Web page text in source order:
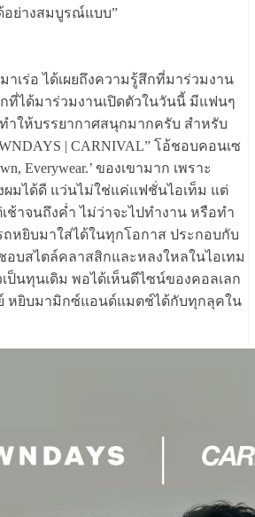
อย่างสมบูรณ์แบบ”
าเร่อ ได้เผยถึงความรู้สึกที่มาร่วมงาน
ที่ได้มาร่วมงานเปิดตัวในวันนี้ มีแฟนๆ
ำให้บรรยากาศสนุกมากครับ สำหรับ
| CARNIVAL” โอ้ชอบคอนเซ
Everywear.’ ของเขามาก เพราะ
มได้ดี แว่นไม่ใช่แค่แฟชั่นไอเท็ม แต่
ช้าจนถึงค่ำ ไม่ว่าจะไปทำงาน หรือทำ
ถหยิบมาใส่ได้ในทุกโอกาส ประกอบกับ
บสไตล์คลาสสิกและหลงใหลในไอเทม
ป็นทุนเดิม พอได้เห็นดีไซน์ของคอลเลก
หยิบมามิกซ์แอนด์แมตช์ได้กับทุกลุคใน